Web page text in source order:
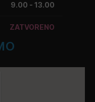
9.00 - 13.00
ZATVORENO